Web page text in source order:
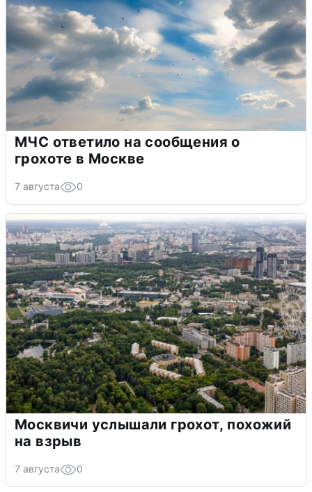
МЧС ответило на сообщения о
грохоте в Москве
7 августа 0
Москвичи услышали грохот, похожий
на взрыв
7 августа 0